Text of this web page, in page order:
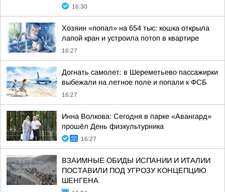
16:30
Хозяин «попал» на 654 тыс: кошка открыла
лапой кран и устроила потоп в квартире
16:27
Догнать самолет: в Шереметьево пассажирки
выбежали на летное поле и попали к ФСБ
16:27
Инна Волкова: Сегодня в парке «Авангард»
прошёл День физкультурника
16:27
ВЗАИМНЫЕ ОБИДЫ ИСПАНИИ И ИТАЛИИ
ПОСТАВИЛИ ПОД УГРОЗУ КОНЦЕПЦИЮ
ШЕНГЕНА